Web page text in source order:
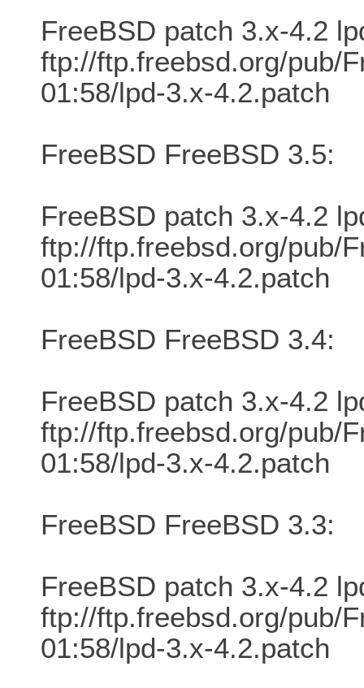
FreeBSD patch 3.x-4.2
ftp://ftp.freebsd.org/pub/
01:58/lpd-3.x-4.2.patch
FreeBSD FreeBSD 3.5:
FreeBSD patch 3.x-4.2
ftp://ftp.freebsd.org/pub/
01:58/lpd-3.x-4.2.patch
FreeBSD FreeBSD 3.4:
FreeBSD patch 3.x-4.2
ftp://ftp.freebsd.org/pub/
01:58/lpd-3.x-4.2.patch
FreeBSD FreeBSD 3.3:
FreeBSD patch 3.x-4.2
ftp://ftp.freebsd.org/pub/
01:58/lpd-3.x-4.2.patch